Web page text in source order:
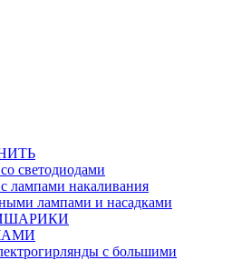
НИТЬ
светодиодами
лампами накаливания
лампами и насадками
с большими